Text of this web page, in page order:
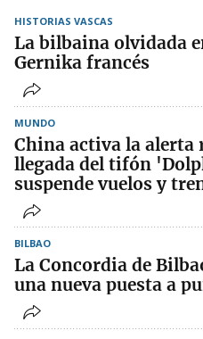
HISTORIAS VASCAS
La bilbaina olvidada
Gernika francés
MUNDO
China activa la alerta
llegada del tifón
suspende vuelos y
BILBAO
La Concordia de
una nueva puesta a